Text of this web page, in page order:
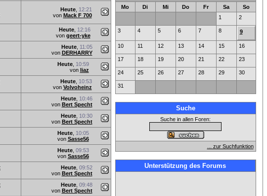
Heute, 12:21
von Mack F 700
Heute, 12:16
von geert-yke
Heute, 11:05
von DERHARRY
Heute, 10:59
von liaz
Heute, 10:53
von Volvoheinz
Heute, 10:46
von Bert Specht
Heute, 10:30
von Bert Specht
Heute, 10:05
von Sasse56
Heute, 09:53
von Sasse56
Heute, 09:52
von Bert Specht
Heute, 09:48
von Bert Specht
Mo
Di Mi Do Fr Sa
So
1
2
3 4 5 6 7 8 9
10 11 12 13 14 15 16
17 18 19 20 21 22 23
24 25 26 27 28 29 30
31
Suche
Suche in allen Foren:
... zur Suchfunktion
Unterstützung des Forums